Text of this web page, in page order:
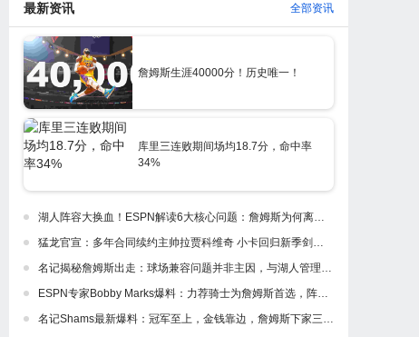
最新资讯 全部资讯
詹姆斯生涯40000分！历史唯一！
库里三连败期间场均18.7分，命中率
34%
湖人阵容大换血！ESPN解读6大核心问题：詹姆斯为何离开紫金军
猛龙官宣：多年合同续约主帅拉贾科维奇 小卡回归新季剑指冲冠
名记揭秘詹姆斯出走：球场兼容问题并非主因，与湖人管理层多年隔阂才是真正导火索
ESPN专家Bobby Marks爆料：力荐骑士为詹姆斯首选，阵容完美适配，家乡情怀加分
名记Shams最新爆料：冠军至上，金钱靠边，詹姆斯下家三强浮出水面